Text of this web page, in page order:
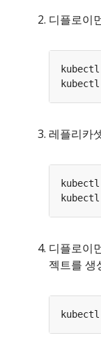
디플로이
레플리카
디플로이
젝트를 생